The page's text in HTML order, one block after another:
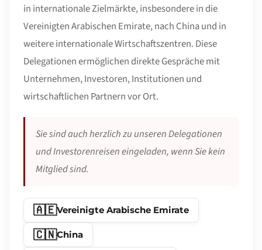
in internationale Zielmärkte, insbesondere in die
Vereinigten Arabischen Emirate, nach China und in
weitere internationale Wirtschaftszentren. Diese
Delegationen ermöglichen direkte Gespräche mit
Unternehmen, Investoren, Institutionen und
wirtschaftlichen Partnern vor Ort.
Sie sind auch herzlich zu unseren Delegationen
und Investorenreisen eingeladen, wenn Sie kein
Mitglied sind.
🇦🇪Vereinigte Arabische Emirate
🇨🇳China